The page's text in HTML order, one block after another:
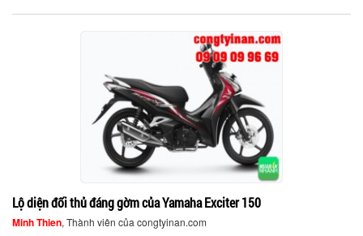
Lộ diện đối thủ đáng gờm của Yamaha Exciter 150
Minh Thien, Thành viên của congtyinan.com